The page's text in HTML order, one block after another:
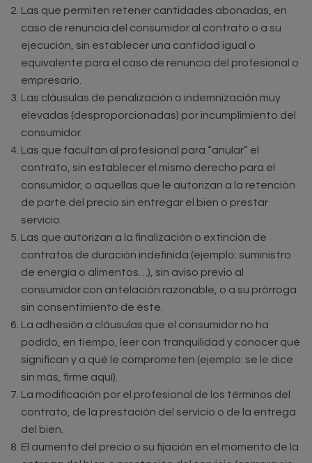
Las que permiten retener cantidades abonadas, en
caso de renuncia del consumidor al contrato o a su
ejecución, sin establecer una cantidad igual o
equivalente para el caso de renuncia del profesional o
empresario.
Las cláusulas de penalización o indemnización muy
elevadas (desproporcionadas) por incumplimiento del
consumidor.
Las que facultan al profesional para “anular” el
contrato, sin establecer el mismo derecho para el
consumidor, o aquellas que le autorizan a la retención
de parte del precio sin entregar el bien o prestar
servicio.
Las que autorizan a la finalización o extinción de
contratos de duración indefinida (ejemplo: suministro
de energía o alimentos…), sin aviso previo al
consumidor con antelación razonable, o a su prórroga
sin consentimiento de éste.
La adhesión a cláusulas que el consumidor no ha
podido, en tiempo, leer con tranquilidad y conocer qué
significan y a qué le comprometen (ejemplo: se le dice
sin más, firme aquí).
La modificación por el profesional de los términos del
contrato, de la prestación del servicio o de la entrega
del bien.
El aumento del precio o su fijación en el momento de la